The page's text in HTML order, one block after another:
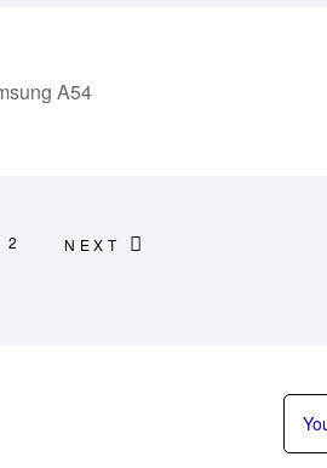
2 NEXT